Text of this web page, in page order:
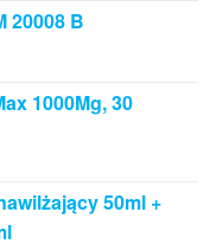
20008 B
1000Mg, 30
50ml +